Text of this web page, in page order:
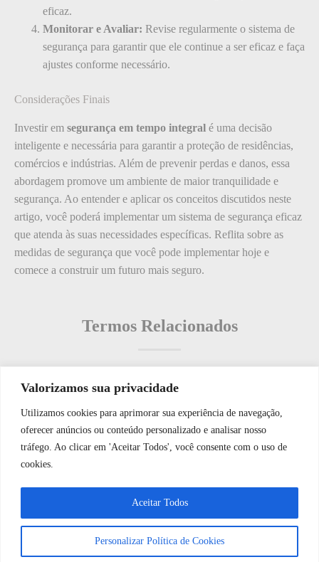
Valorizamos sua privacidade
Utilizamos cookies para aprimorar sua experiência de navegação,
oferecer anúncios ou conteúdo personalizado e analisar nosso
tráfego. Ao clicar em 'Aceitar Todos', você consente com o uso de
cookies.
Personalizar Política de Cookies
Aceitar Todos
eficaz.
Monitorar e Avaliar: Revise regularmente o sistema de
segurança para garantir que ele continue a ser eficaz e faça
ajustes conforme necessário.
Considerações Finais
Investir em segurança em tempo integral é uma decisão
inteligente e necessária para garantir a proteção de residências,
comércios e indústrias. Além de prevenir perdas e danos, essa
abordagem promove um ambiente de maior tranquilidade e
segurança. Ao entender e aplicar os conceitos discutidos neste
artigo, você poderá implementar um sistema de segurança eficaz
que atenda às suas necessidades específicas. Reflita sobre as
medidas de segurança que você pode implementar hoje e
comece a construir um futuro mais seguro.
Termos Relacionados
Termos populares
O que é: procedimento
O que é: Kiosque de Visitantes
O que é: Vagas de Carga e Descarga para Fornecedores?
O que é: Manual de Normas do Condomínio?
WhatsApp JF Tech
Vamos conversar e descobrir como
podemos ajudá-lo hoje?